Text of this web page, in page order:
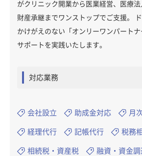
がクリニック開業から医業経営、医療法
財産承継までワンストップでご支援。
かけがえのない「オンリーワンパート
サポートを実践いたします。
対応業務
会社設立 助成金対応 月
経理代行 記帳代行 税務
相続税・資産税 融資・資金調